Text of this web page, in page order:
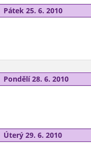
Pátek 25. 6. 2010
Pondělí 28. 6. 2010
Úterý 29. 6. 2010